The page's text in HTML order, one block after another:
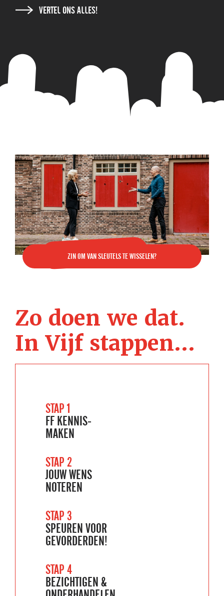
VERTEL ONS ALLES!
ZIN OM VAN SLEUTELS TE WISSELEN?
Zo doen we dat.
In Vijf stappen...
STAP 1
FF KENNIS-
MAKEN
STAP 2
JOUW WENS
NOTEREN
STAP 3
SPEUREN VOOR
GEVORDERDEN!
STAP 4
BEZICHTIGEN &